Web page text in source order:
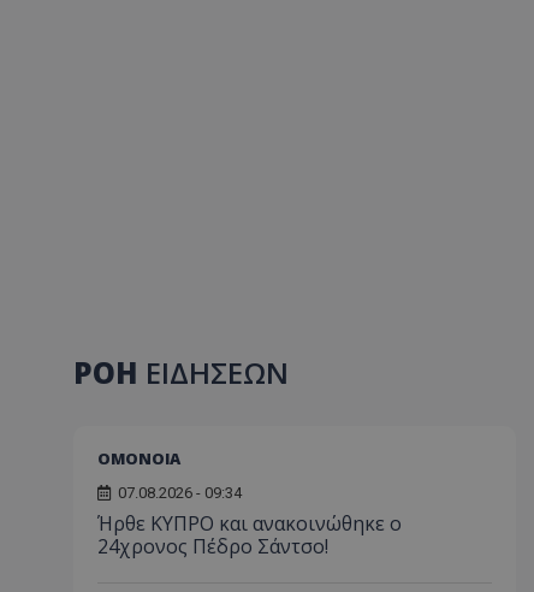
ΡΟΗ ΕΙΔΗΣΕΩΝ
ΟΜΟΝΟΙΑ
07.08.2026 - 09:34
Ήρθε ΚΥΠΡΟ και ανακοινώθηκε ο
24χρονος Πέδρο Σάντσο!